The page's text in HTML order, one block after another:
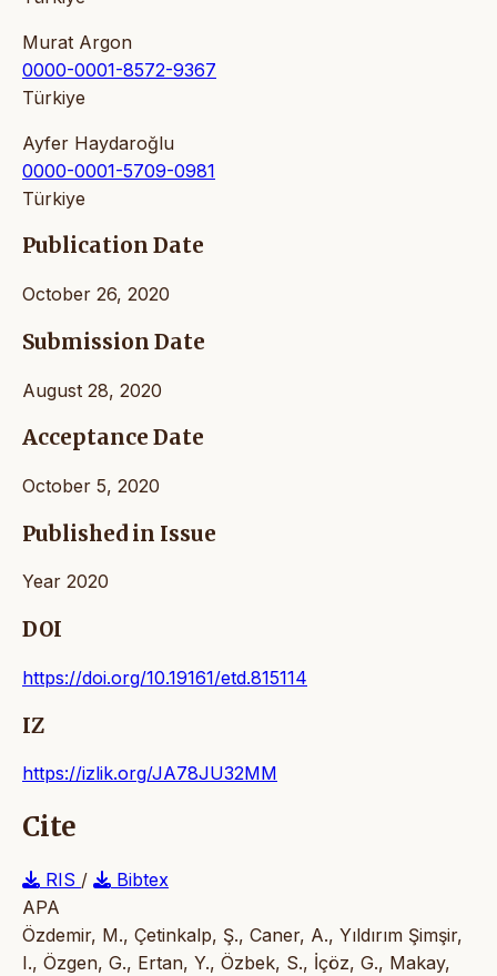
Murat Argon
0000-0001-8572-9367
Türkiye
Ayfer Haydaroğlu
0000-0001-5709-0981
Türkiye
Publication Date
October 26, 2020
Submission Date
August 28, 2020
Acceptance Date
October 5, 2020
Published in Issue
Year 2020
DOI
https://doi.org/10.19161/etd.815114
IZ
https://izlik.org/JA78JU32MM
Cite
RIS /
Bibtex
APA
Özdemir, M., Çetinkalp, Ş., Caner, A., Yıldırım Şimşir,
I., Özgen, G., Ertan, Y., Özbek, S., İçöz, G., Makay,